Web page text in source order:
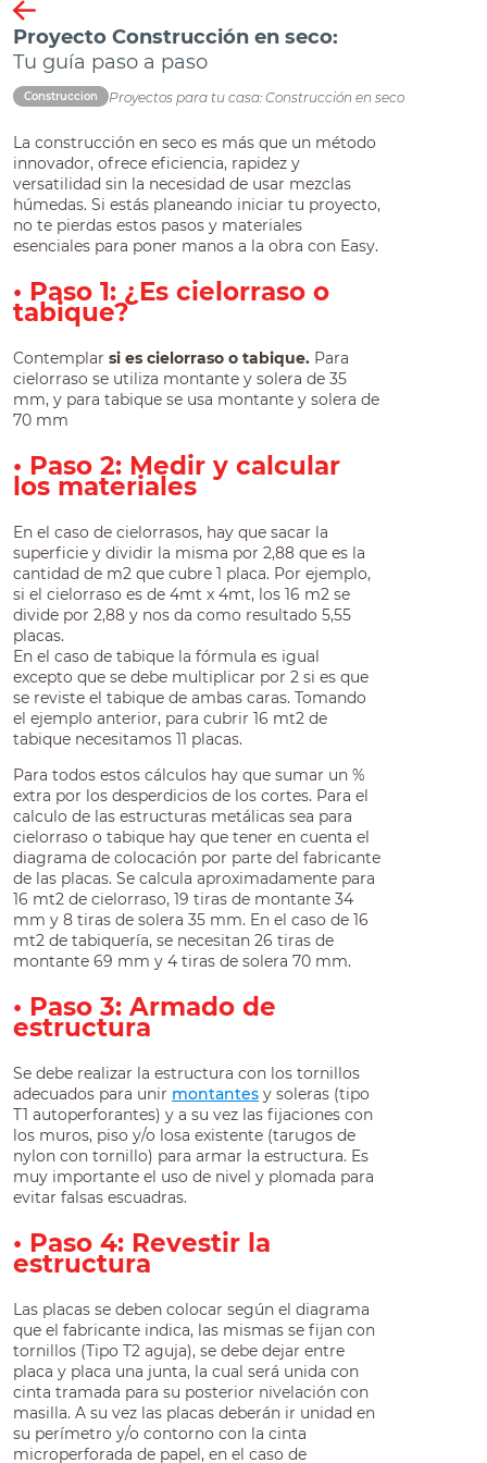
Proyecto Construcción en seco:
Tu guía paso a paso
Construccion Proyectos para tu casa: Construcción en seco
La construcción en seco es más que un método
innovador, ofrece eficiencia, rapidez y
versatilidad sin la necesidad de usar mezclas
húmedas. Si estás planeando iniciar tu proyecto,
no te pierdas estos pasos y materiales
esenciales para poner manos a la obra con Easy.
• Paso 1: ¿Es cielorraso o
tabique?
Contemplar si es cielorraso o tabique. Para
cielorraso se utiliza montante y solera de 35
mm, y para tabique se usa montante y solera de
70 mm
• Paso 2: Medir y calcular
los materiales
En el caso de cielorrasos, hay que sacar la
superficie y dividir la misma por 2,88 que es la
cantidad de m2 que cubre 1 placa. Por ejemplo,
si el cielorraso es de 4mt x 4mt, los 16 m2 se
divide por 2,88 y nos da como resultado 5,55
placas.
En el caso de tabique la fórmula es igual
excepto que se debe multiplicar por 2 si es que
se reviste el tabique de ambas caras. Tomando
el ejemplo anterior, para cubrir 16 mt2 de
tabique necesitamos 11 placas.
Para todos estos cálculos hay que sumar un %
extra por los desperdicios de los cortes. Para el
calculo de las estructuras metálicas sea para
cielorraso o tabique hay que tener en cuenta el
diagrama de colocación por parte del fabricante
de las placas. Se calcula aproximadamente para
16 mt2 de cielorraso, 19 tiras de montante 34
mm y 8 tiras de solera 35 mm. En el caso de 16
mt2 de tabiquería, se necesitan 26 tiras de
montante 69 mm y 4 tiras de solera 70 mm.
• Paso 3: Armado de
estructura
Se debe realizar la estructura con los tornillos
adecuados para unir montantes y soleras (tipo
T1 autoperforantes) y a su vez las fijaciones con
los muros, piso y/o losa existente (tarugos de
nylon con tornillo) para armar la estructura. Es
muy importante el uso de nivel y plomada para
evitar falsas escuadras.
• Paso 4: Revestir la
estructura
Las placas se deben colocar según el diagrama
que el fabricante indica, las mismas se fijan con
tornillos (Tipo T2 aguja), se debe dejar entre
placa y placa una junta, la cual será unida con
cinta tramada para su posterior nivelación con
masilla. A su vez las placas deberán ir unidad en
su perímetro y/o contorno con la cinta
microperforada de papel, en el caso de